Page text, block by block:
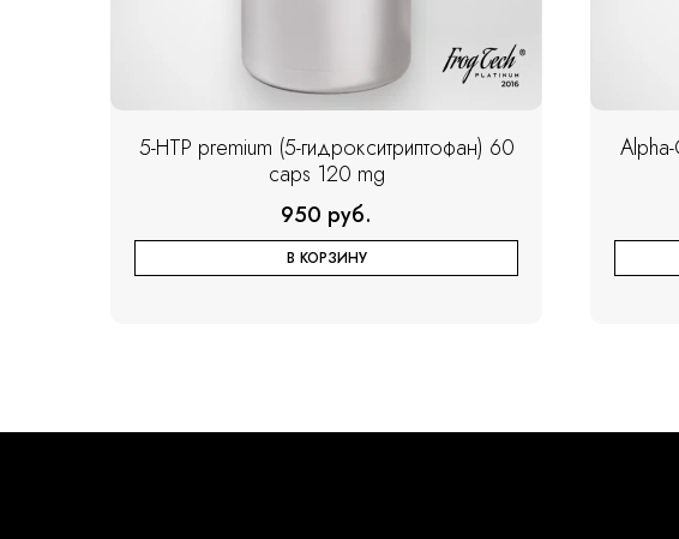
5-HTP premium (5-гидрокситриптофан) 60
caps 120 mg
950 руб.
В КОРЗИНУ